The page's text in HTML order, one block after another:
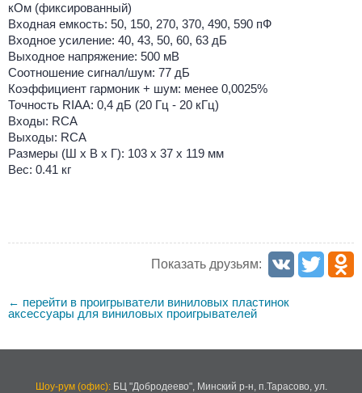
кОм (фиксированный)
Входная емкость: 50, 150, 270, 370, 490, 590 пФ
Входное усиление: 40, 43, 50, 60, 63 дБ
Выходное напряжение: 500 мВ
Соотношение сигнал/шум: 77 дБ
Коэффициент гармоник + шум: менее 0,0025%
Точность RIAA: 0,4 дБ (20 Гц - 20 кГц)
Входы: RCA
Выходы: RCA
Размеры (Ш х В х Г): 103 х 37 х 119 мм
Вес: 0.41 кг
Показать друзьям:
← перейти в проигрыватели виниловых пластинок
аксессуары для виниловых проигрывателей
Шоу-рум (офис):БЦ "Добродеево", Минский р-н, п.Тарасово, ул.